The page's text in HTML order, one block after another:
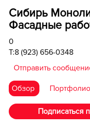
Сибирь
Фасадные
0
T:8 (923) 656-0348
Отправить
Обзор Портфолио
Подписаться